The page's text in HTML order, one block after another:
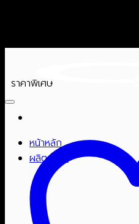
หน้าหลัก
ผลิตภัณฑ์
ราคาพิเศษ